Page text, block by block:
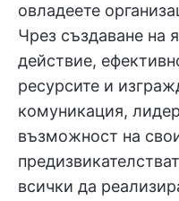
овладеете
Чрез създаване на
действие,
ресурсите и
комуникация,
възможност на
всички да